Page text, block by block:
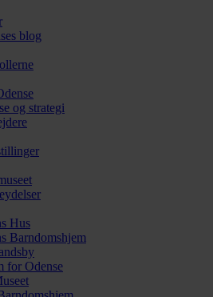
blog
og strategi
Hus
Barndomshjem
for Odense